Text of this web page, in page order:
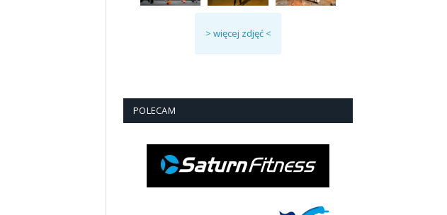
> więcej zdjęć <
POLECAM